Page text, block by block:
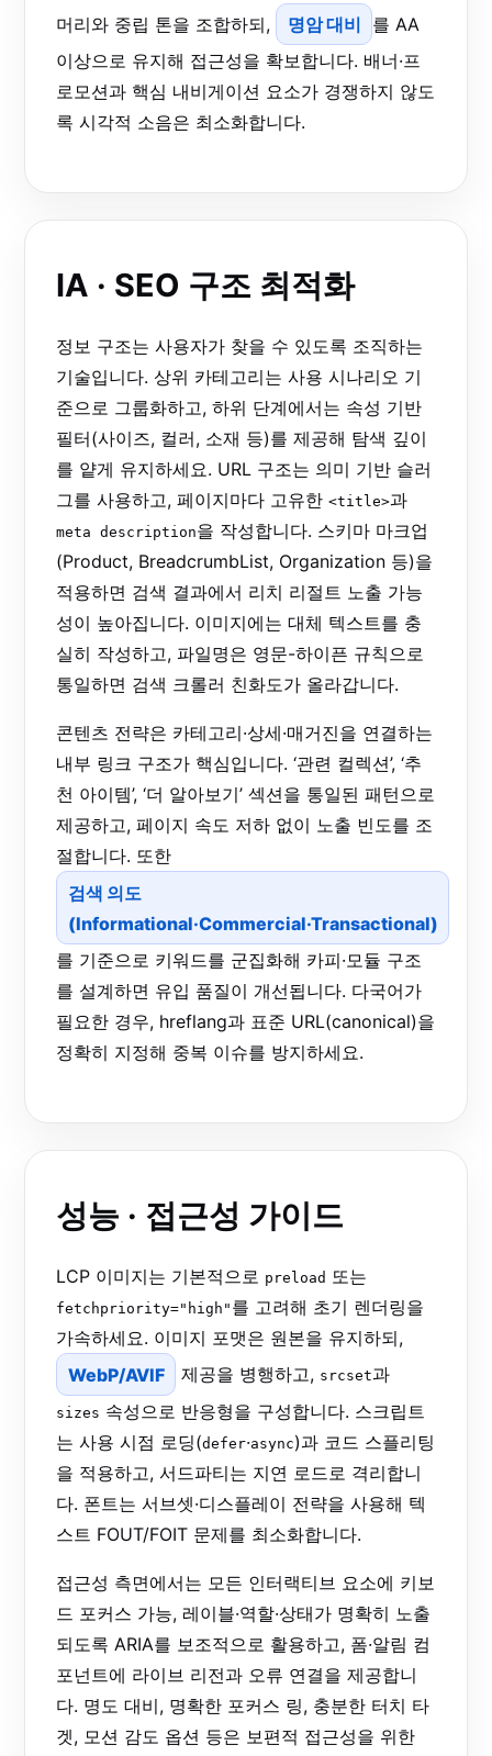
머리와 중립 톤을 조합하되,
명암 대비
를 AA
이상으로 유지해 접근성을 확보합니다. 배너·프
로모션과 핵심 내비게이션 요소가 경쟁하지 않도
록 시각적 소음은 최소화합니다.
IA · SEO 구조 최적화
정보 구조는 사용자가 찾을 수 있도록 조직하는
기술입니다. 상위 카테고리는 사용 시나리오 기
준으로 그룹화하고, 하위 단계에서는 속성 기반
필터(사이즈, 컬러, 소재 등)를 제공해 탐색 깊이
를 얕게 유지하세요. URL 구조는 의미 기반 슬러
그를 사용하고, 페이지마다 고유한 <title>과
meta description을 작성합니다. 스키마 마크업
(Product, BreadcrumbList, Organization 등)을
적용하면 검색 결과에서 리치 리절트 노출 가능
성이 높아집니다. 이미지에는 대체 텍스트를 충
실히 작성하고, 파일명은 영문-하이픈 규칙으로
통일하면 검색 크롤러 친화도가 올라갑니다.
콘텐츠 전략은 카테고리·상세·매거진을 연결하는
내부 링크 구조가 핵심입니다. ‘관련 컬렉션’, ‘추
천 아이템’, ‘더 알아보기’ 섹션을 통일된 패턴으로
제공하고, 페이지 속도 저하 없이 노출 빈도를 조
절합니다. 또한
검색 의도
(Informational·Commercial·Transactional)
를 기준으로 키워드를 군집화해 카피·모듈 구조
를 설계하면 유입 품질이 개선됩니다. 다국어가
필요한 경우, hreflang과 표준 URL(canonical)을
정확히 지정해 중복 이슈를 방지하세요.
성능 · 접근성 가이드
LCP 이미지는 기본적으로 preload 또는
fetchpriority="high" 를 고려해 초기 렌더링을
가속하세요. 이미지 포맷은 원본을 유지하되,
WebP/AVIF
제공을 병행하고, srcset과
sizes 속성으로 반응형을 구성합니다. 스크립트
는 사용 시점 로딩(defer·async)과 코드 스플리팅
을 적용하고, 서드파티는 지연 로드로 격리합니
다. 폰트는 서브셋·디스플레이 전략을 사용해 텍
스트 FOUT/FOIT 문제를 최소화합니다.
접근성 측면에서는 모든 인터랙티브 요소에 키보
드 포커스 가능, 레이블·역할·상태가 명확히 노출
되도록 ARIA를 보조적으로 활용하고, 폼·알림 컴
포넌트에 라이브 리전과 오류 연결을 제공합니
다. 명도 대비, 명확한 포커스 링, 충분한 터치 타
겟, 모션 감도 옵션 등은 보편적 접근성을 위한